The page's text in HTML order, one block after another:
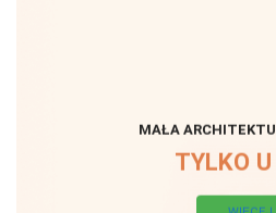
MAŁA
TYLKO